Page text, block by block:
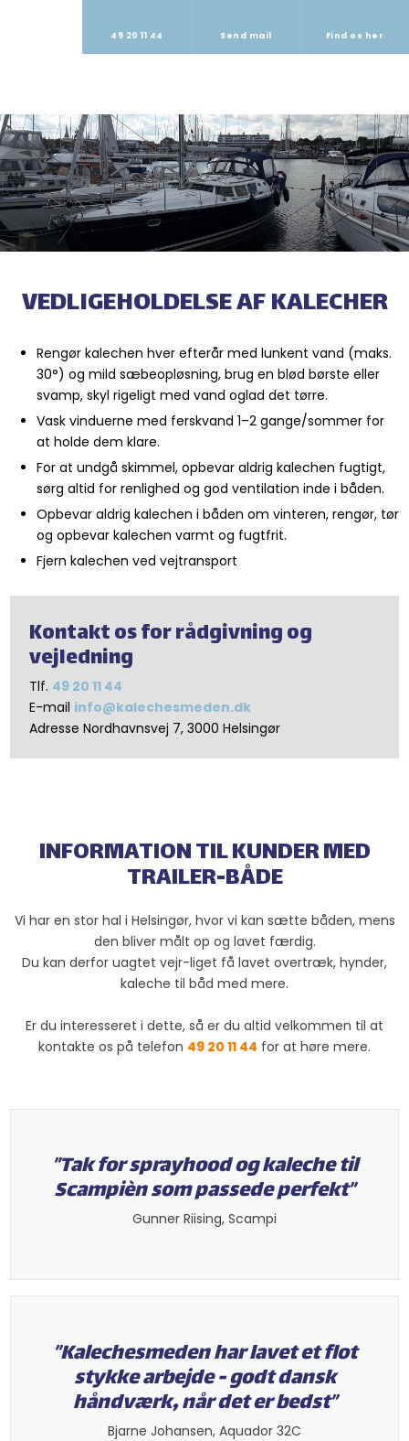
49 20 11 44 Send mail Find os her
VEDLIGEHOLDELSE AF KALECHER
Rengør kalechen hver efterår med lunkent vand (maks.
30°) og mild sæbeopløsning, brug en blød børste eller
svamp, skyl rigeligt med vand oglad det tørre.​
Vask vinduerne med ferskvand 1–2 gange/sommer for
at holde dem klare.​​
For at undgå skimmel, opbevar aldrig kalechen fugtigt,
sørg altid for renlighed og god ventilation inde i båden.
​Opbevar aldrig kalechen i båden om vinteren, rengør, tør
og opbevar kalechen varmt og fugtfrit.​
Fjern kalechen ved vejtransport​
​Kontakt os for rådgivning og
vejledning
Tlf. 49 20 11 44
E-mail info@kalechesmeden.dk
Adresse Nordhavnsvej 7, 3000 Helsingør​
INFORMATI​ON TIL KUNDER MED
TRAILER-BÅDE​
Vi har en stor hal i Helsingør, hvor vi kan sætte båden, mens
den bliver målt op og lavet færdig.
Du kan derfor uagtet vejr-liget få lavet overtræk, hynder,
kaleche til båd med mere.
Er du interesseret i dette, så er du altid velkommen til at
kontakte os på telefon 49 20 11 44 for at høre mere.​
”Tak for sprayhood og kaleche til
Scampièn som passede perfekt”​
​Gunner Riising, Scampi​
”Kalechesmeden har lavet et flot
stykke arbejde - godt dansk
håndværk, når det er bedst”​
​Bjarne Johansen, Aquador 32C​